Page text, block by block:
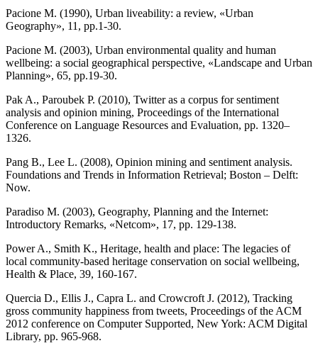
Pacione M. (1990), Urban liveability: a review, «Urban
Geography», 11, pp.1-30.
Pacione M. (2003), Urban environmental quality and human
wellbeing: a social geographical perspective, «Landscape and Urban
Planning», 65, pp.19-30.
Pak A., Paroubek P. (2010), Twitter as a corpus for sentiment
analysis and opinion mining, Proceedings of the International
Conference on Language Resources and Evaluation, pp. 1320–
1326.
Pang B., Lee L. (2008), Opinion mining and sentiment analysis.
Foundations and Trends in Information Retrieval; Boston – Delft:
Now.
Paradiso M. (2003), Geography, Planning and the Internet:
Introductory Remarks, «Netcom», 17, pp. 129-138.
Power A., Smith K., Heritage, health and place: The legacies of
local community-based heritage conservation on social wellbeing,
Health & Place, 39, 160-167.
Quercia D., Ellis J., Capra L. and Crowcroft J. (2012), Tracking
gross community happiness from tweets, Proceedings of the ACM
2012 conference on Computer Supported, New York: ACM Digital
Library, pp. 965-968.